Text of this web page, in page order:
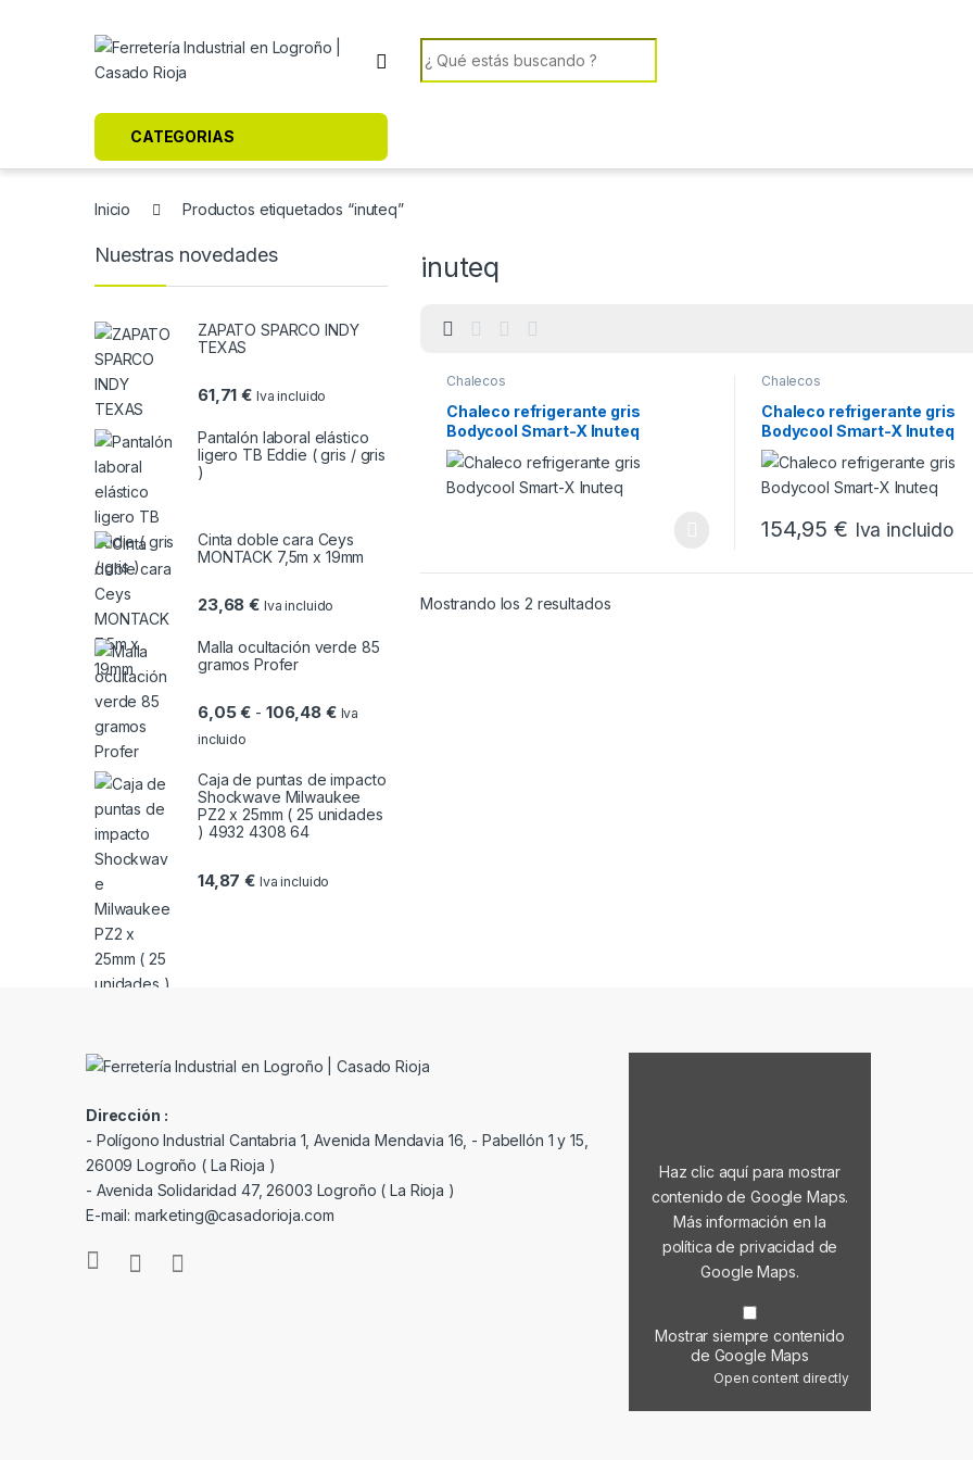
Search for:
CATEGORIAS
Inicio Productos etiquetados “inuteq”
inuteq
Chalecos
Chaleco refrigerante gris
Bodycool Smart-X Inuteq
Chalecos
Chaleco refrigerante gris
Bodycool Smart-X Inuteq
154,95 € Iva incluido
Este producto tiene
Mostrando los 2 resultadosOrdenado por popularidad
Nuestras novedades
ZAPATO SPARCO INDY
TEXAS
61,71€ Iva incluido
Pantalón laboral elástico
ligero TB Eddie ( gris / gris
)
Cinta doble cara Ceys
MONTACK 7,5m x 19mm
23,68€ Iva incluido
Malla ocultación verde 85
gramos Profer
6,05€ - 106,48 €Rango de precios: desde 6,05 € hasta 106,48 €
Iva
incluido
Caja de puntas de impacto
Shockwave Milwaukee
PZ2 x 25mm ( 25 unidades
) 4932 4308 64
14,87€ Iva incluido
Dirección :
- Polígono Industrial Cantabria 1, Avenida Mendavia 16, - Pabellón 1 y 15,
26009 Logroño ( La Rioja )
- Avenida Solidaridad 47, 26003 Logroño ( La Rioja )
E-mail: marketing@casadorioja.com
Haz clic aquí para mostrar
contenido de Google Maps.
Más información en la
política de privacidad de
Google Maps.
Mostrar siempre contenido
de Google Maps
Open content directly